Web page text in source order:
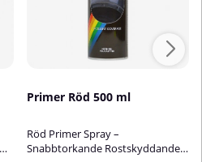
Primer Röd 500 ml
Röd Primer Spray –
Snabbtorkande Rostskyddande